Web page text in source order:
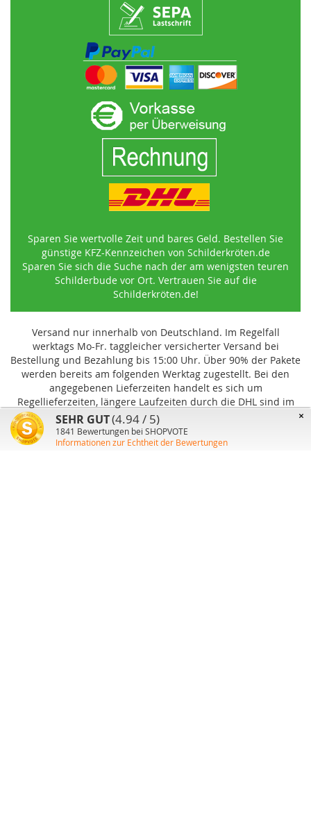
Sparen Sie wertvolle Zeit und bares Geld. Bestellen Sie
günstige KFZ-Kennzeichen von Schilderkröten.de
Sparen Sie sich die Suche nach der am wenigsten teuren
Schilderbude vor Ort. Vertrauen Sie auf die
Schilderkröten.de!
Versand nur innerhalb von Deutschland. Im Regelfall
werktags Mo-Fr. taggleicher versicherter Versand bei
Bestellung und Bezahlung bis 15:00 Uhr. Über 90% der Pakete
werden bereits am folgenden Werktag zugestellt. Bei den
angegebenen Lieferzeiten handelt es sich um
Regellieferzeiten, längere Laufzeiten durch die DHL sind im
Einzelfall möglich und können von uns nicht beeinflusst
werden.
×
SEHR GUT(4.94 / 5)
1841 Bewertungen bei SHOPVOTE
Informationen zur Echtheit der Bewertungen